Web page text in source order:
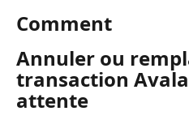
Comment
Annuler ou
transaction
attente